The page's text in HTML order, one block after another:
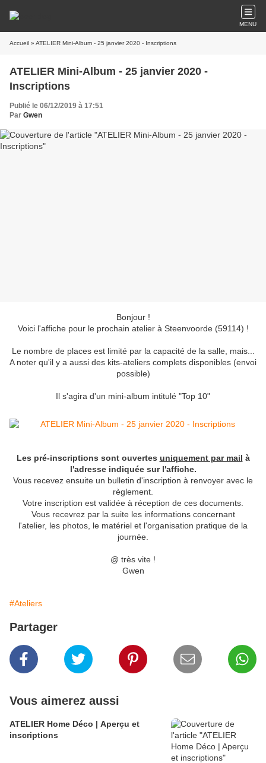
MENU
Accueil » ATELIER Mini-Album - 25 janvier 2020 - Inscriptions
ATELIER Mini-Album - 25 janvier 2020 -
Inscriptions
Publié le 06/12/2019 à 17:51
Par Gwen
Bonjour !
Voici l'affiche pour le prochain atelier à Steenvoorde (59114) !
Le nombre de places est limité par la capacité de la salle, mais...
A noter qu'il y a aussi des kits-ateliers complets disponibles (envoi
possible)
Il s'agira d'un mini-album intitulé "Top 10"
Les pré-inscriptions sont ouvertes uniquement par mail à
l'adresse indiquée sur l'affiche.
Vous recevez ensuite un bulletin d'inscription à renvoyer avec le
règlement.
Votre inscription est validée à réception de ces documents.
Vous recevrez par la suite les informations concernant
l'atelier, les photos, le matériel et l'organisation pratique de la
journée.
@ très vite !
Gwen
#Ateliers
Partager
Vous aimerez aussi
ATELIER Home Déco | Aperçu et
inscriptions